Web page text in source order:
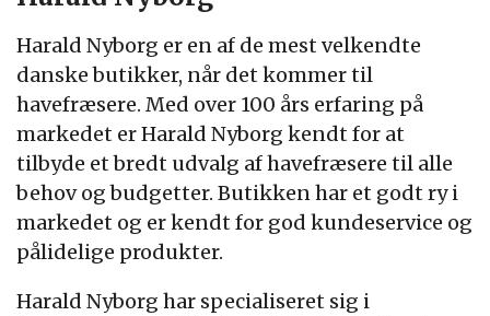
Harald Nyborg er en af de mest velkendte
danske butikker, når det kommer til
havefræsere. Med over 100 års erfaring på
markedet er Harald Nyborg kendt for at
tilbyde et bredt udvalg af havefræsere til alle
behov og budgetter. Butikken har et godt ry i
markedet og er kendt for god kundeservice og
pålidelige produkter.
Harald Nyborg har specialiseret sig i